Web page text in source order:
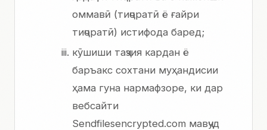
оммавӣ (тиҷоратӣ ё ғайри
тиҷоратӣ) истифода баред;
кӯшиши таҷзия кардан ё
баръакс сохтани муҳандисии
ҳама гуна нармафзоре, ки дар
вебсайти
Sendfilesencrypted.com мавҷуд